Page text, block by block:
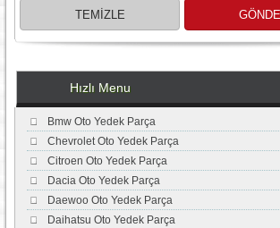
Hızlı Menu
Bmw Oto Yedek Parça
Chevrolet Oto Yedek Parça
Citroen Oto Yedek Parça
Dacia Oto Yedek Parça
Daewoo Oto Yedek Parça
Daihatsu Oto Yedek Parça